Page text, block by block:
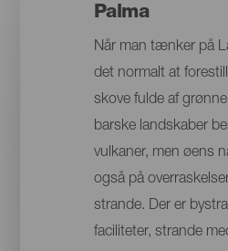
Palma
Når man tænker på
det normalt at
skove fulde af
barske landskaber
vulkaner, men øens
også på
strande. Der er
faciliteter, strande